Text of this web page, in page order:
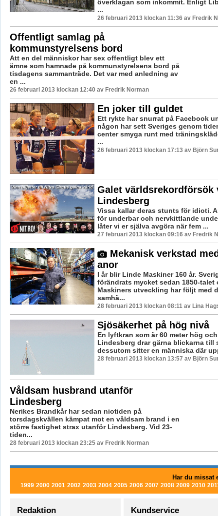
överklagan som inkommit. Enligt
...
26 februari 2013 klockan 11:36 av Fredrik
Offentligt samlag på
kommunstyrelsens bord
Att en del människor har sex offentligt blev ett
ämne som hamnade på kommunstyrelsens bord på
tisdagens sammanträde. Det var med anledning av
en ...
26 februari 2013 klockan 12:40 av Fredrik Norman
En joker till guldet
Ett rykte har snurrat på Facebook
någon har sett Sveriges genom
center smyga runt med
...
26 februari 2013 klockan 17:13 av Björn
Galet världsrekordförsök
Lindesberg
Vissa kallar deras stunts för idioti.
för underbar och nervkittlande
låter vi er själva avgöra när fem ...
27 februari 2013 klockan 09:16 av Fredrik
Mekanisk verkstad
anor
I år blir Linde Maskiner 160 år.
förändrats mycket sedan 1850-talet
Maskiners utveckling har följt med
samhä...
28 februari 2013 klockan 08:11 av Lina
Sjösäkerhet på hög nivå
En lyftkran som är 60 meter hög
Lindesberg drar gärna blickarna till
dessutom sitter en människa där
28 februari 2013 klockan 13:57 av Björn
Våldsam husbrand utanför
Lindesberg
Nerikes Brandkår har sedan niotiden på
torsdagskvällen kämpat mot en våldsam brand i en
större fastighet strax utanför Lindesberg. Vid 23-
tiden...
28 februari 2013 klockan 23:25 av Fredrik Norman
Har du missat
1999 2000 2001 2002 2003 2004 2005 2006 2007 2008 2009 2010
Redaktion Kundservice